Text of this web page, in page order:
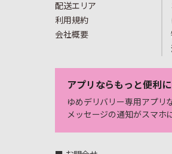
配送エリア
利用規約
会社概要
アプリならもっと便利に
ゆめデリバリー専用アプリ
メッセージの通知がスマホ